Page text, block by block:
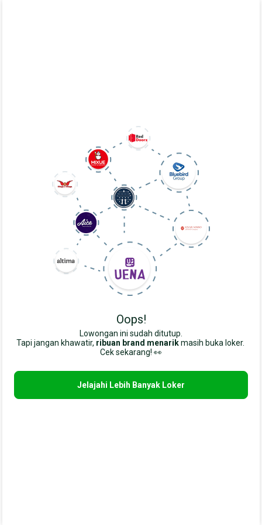
Oops!
Lowongan ini sudah ditutup.
Tapi jangan khawatir, ribuan brand menarik masih buka loker.
Cek sekarang! 👀
Jelajahi Lebih Banyak Loker